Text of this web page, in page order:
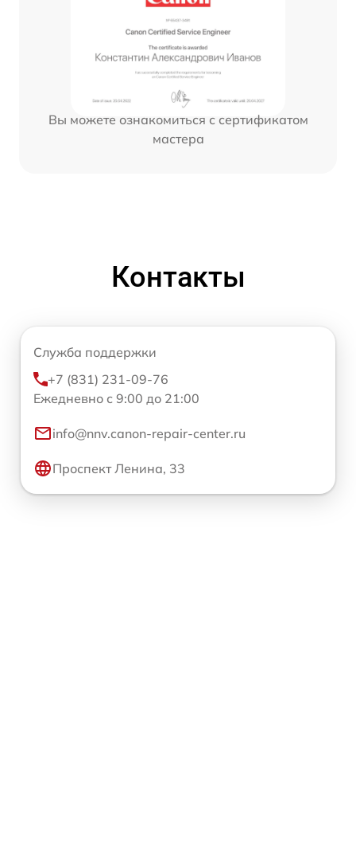
Вы можете ознакомиться с сертификатом
мастера
Контакты
Служба поддержки
+7 (831) 231-09-76
Ежедневно с 9:00 до 21:00
info@nnv.canon-repair-center.ru
Проспект Ленина, 33